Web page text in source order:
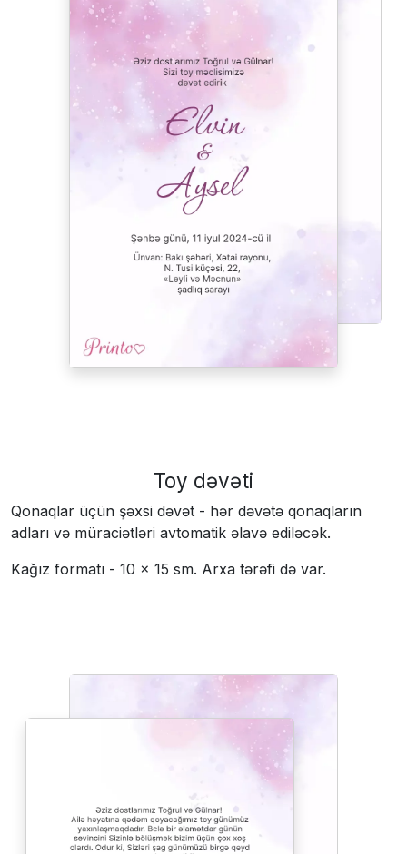
Toy dəvəti
Qonaqlar üçün şəxsi dəvət - hər dəvətə qonaqların
adları və müraciətləri avtomatik əlavə ediləcək.
Kağız formatı - 10 × 15 sm. Arxa tərəfi də var.